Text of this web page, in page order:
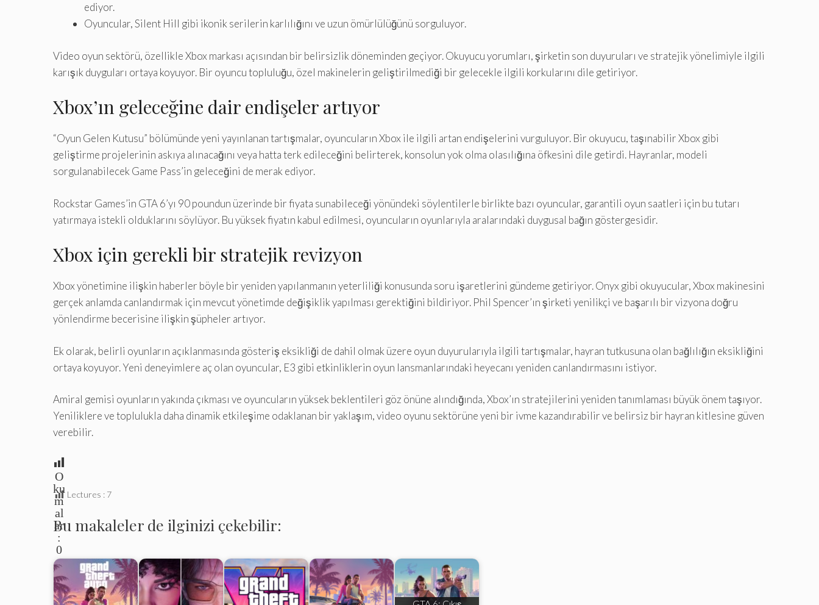
ediyor.
Oyuncular, Silent Hill gibi ikonik serilerin karlılığını ve uzun ömürlülüğünü sorguluyor.
Video oyun sektörü, özellikle Xbox markası açısından bir belirsizlik döneminden geçiyor. Okuyucu yorumları, şirketin son duyuruları ve stratejik yönelimiyle ilgili
karışık duyguları ortaya koyuyor. Bir oyuncu topluluğu, özel makinelerin geliştirilmediği bir gelecekle ilgili korkularını dile getiriyor.
Xbox’ın geleceğine dair endişeler artıyor
“Oyun Gelen Kutusu” bölümünde yeni yayınlanan tartışmalar, oyuncuların Xbox ile ilgili artan endişelerini vurguluyor. Bir okuyucu, taşınabilir Xbox gibi
geliştirme projelerinin askıya alınacağını veya hatta terk edileceğini belirterek, konsolun yok olma olasılığına öfkesini dile getirdi. Hayranlar, modeli
sorgulanabilecek Game Pass’in geleceğini de merak ediyor.
Rockstar Games’in GTA 6’yı 90 poundun üzerinde bir fiyata sunabileceği yönündeki söylentilerle birlikte bazı oyuncular, garantili oyun saatleri için bu tutarı
yatırmaya istekli olduklarını söylüyor. Bu yüksek fiyatın kabul edilmesi, oyuncuların oyunlarıyla aralarındaki duygusal bağın göstergesidir.
Xbox için gerekli bir stratejik revizyon
Xbox yönetimine ilişkin haberler böyle bir yeniden yapılanmanın yeterliliği konusunda soru işaretlerini gündeme getiriyor. Onyx gibi okuyucular, Xbox makinesini
gerçek anlamda canlandırmak için mevcut yönetimde değişiklik yapılması gerektiğini bildiriyor. Phil Spencer’ın şirketi yenilikçi ve başarılı bir vizyona doğru
yönlendirme becerisine ilişkin şüpheler artıyor.
Ek olarak, belirli oyunların açıklanmasında gösteriş eksikliği de dahil olmak üzere oyun duyurularıyla ilgili tartışmalar, hayran tutkusuna olan bağlılığın eksikliğini
ortaya koyuyor. Yeni deneyimlere aç olan oyuncular, E3 gibi etkinliklerin oyun lansmanlarındaki heyecanı yeniden canlandırmasını istiyor.
Amiral gemisi oyunların yakında çıkması ve oyuncuların yüksek beklentileri göz önüne alındığında, Xbox’ın stratejilerini yeniden tanımlaması büyük önem taşıyor.
Yeniliklere ve toplulukla daha dinamik etkileşime odaklanan bir yaklaşım, video oyunu sektörüne yeni bir ivme kazandırabilir ve belirsiz bir hayran kitlesine güven
verebilir.
O
ku
m
al
ar
:
0
Lectures : 7
Bu makaleler de ilginizi çekebilir: